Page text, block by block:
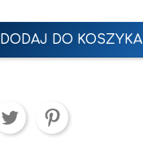
DODAJ DO KOSZYKA